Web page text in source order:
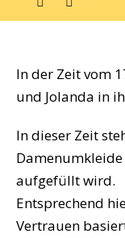
In der Zeit vom
und Jolanda in
In dieser Zeit
aufgefüllt wird.
Entsprechend
Vertrauen